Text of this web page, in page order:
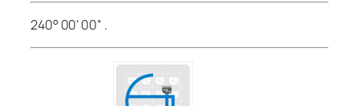
240° 00’ 00” .